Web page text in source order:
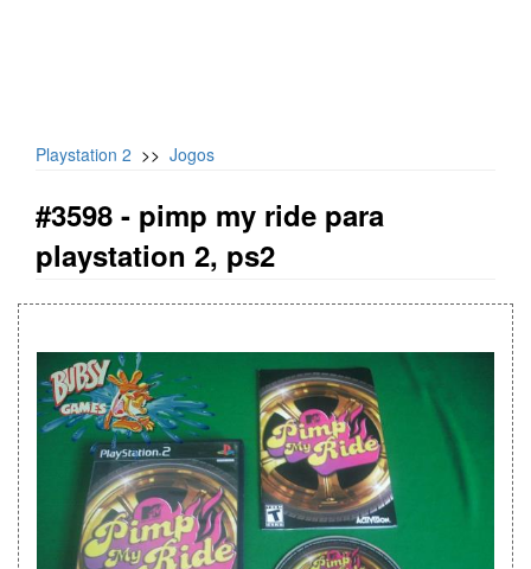
Playstation 2 >> Jogos
#3598 - pimp my ride para
playstation 2, ps2